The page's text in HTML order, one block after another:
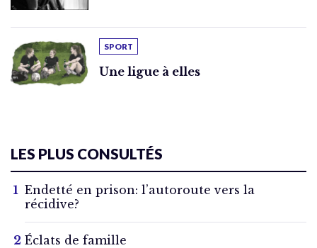
SPORT
Une ligue à elles
LES PLUS CONSULTÉS
Endetté en prison: l’autoroute vers la
récidive?
Éclats de famille